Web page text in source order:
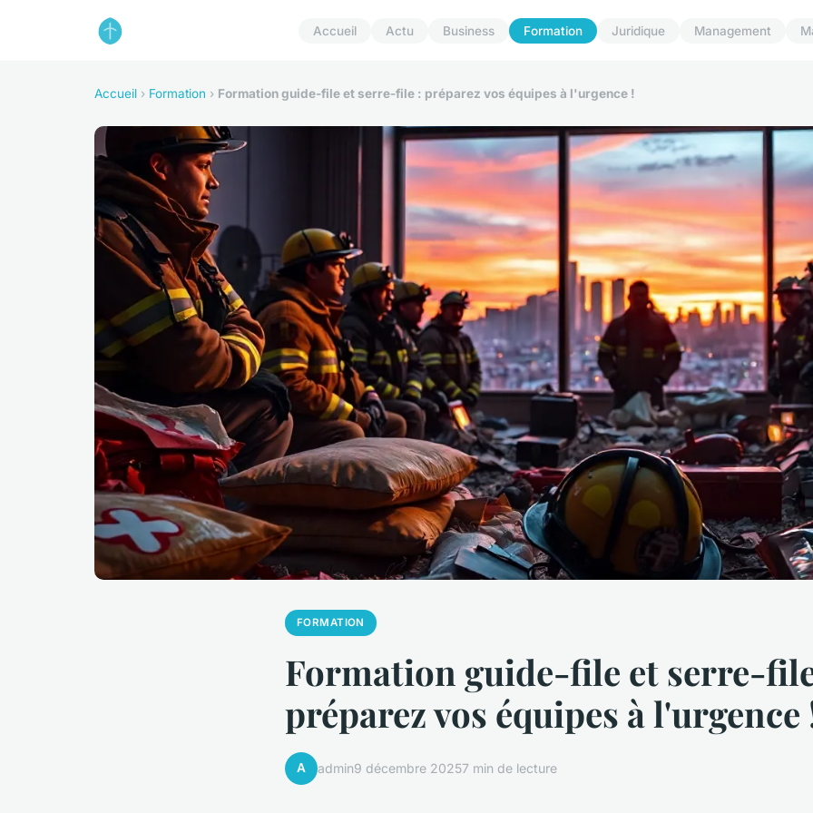
Accueil Actu Business Formation Juridique Management
Accueil › Formation › Formation guide-file et serre-file : préparez vos équipes à l'urgence !
FORMATION
Formation guide-file et serre-
préparez vos équipes à l'urgence
A admin9 décembre 20257 min de lecture